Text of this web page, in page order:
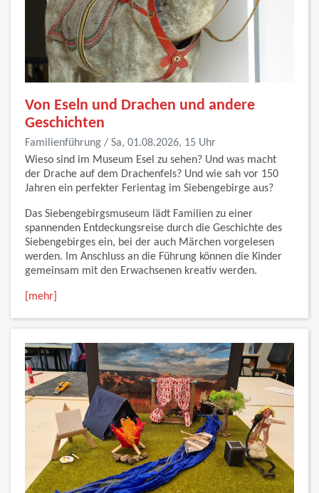
Von Eseln und Drachen und andere
Geschichten
Familienführung / Sa, 01.08.2026, 15 Uhr
Wieso sind im Museum Esel zu sehen? Und was macht
der Drache auf dem Drachenfels? Und wie sah vor 150
Jahren ein perfekter Ferientag im Siebengebirge aus?
Das Siebengebirgsmuseum lädt Familien zu einer
spannenden Entdeckungsreise durch die Geschichte des
Siebengebirges ein, bei der auch Märchen vorgelesen
werden. Im Anschluss an die Führung können die Kinder
gemeinsam mit den Erwachsenen kreativ werden.
[mehr]